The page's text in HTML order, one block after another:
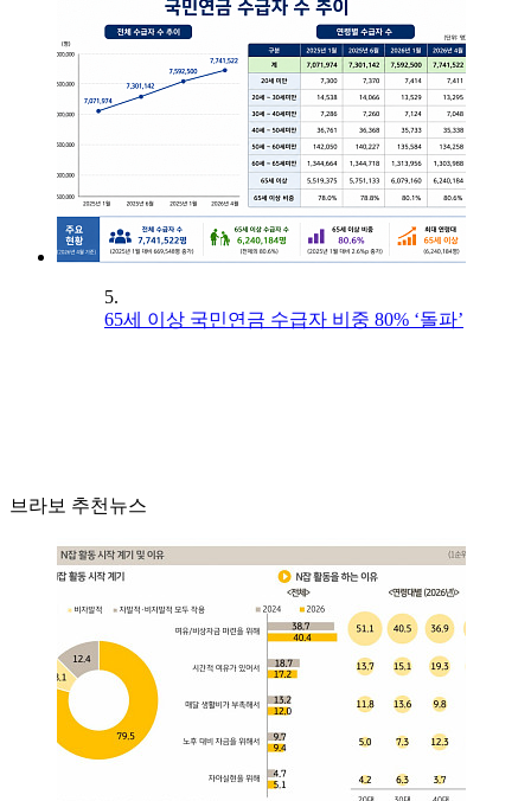
5.
65세 이상 국민연금 수급자 비중 80% ‘돌파’
브라보 추천뉴스